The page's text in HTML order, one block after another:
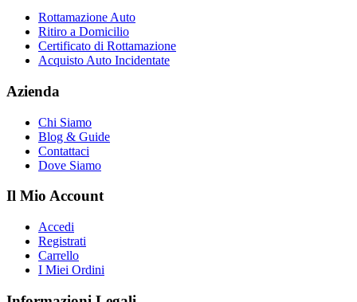
Rottamazione Auto
Ritiro a Domicilio
Certificato di Rottamazione
Acquisto Auto Incidentate
Azienda
Chi Siamo
Blog & Guide
Contattaci
Dove Siamo
Il Mio Account
Accedi
Registrati
Carrello
I Miei Ordini